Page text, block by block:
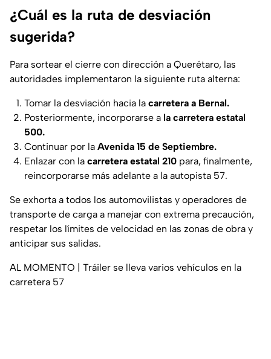
¿Cuál es la ruta de desviación
sugerida?
Para sortear el cierre con dirección a Querétaro, las
autoridades implementaron la siguiente ruta alterna:
Tomar la desviación hacia la carretera a Bernal.
Posteriormente, incorporarse a la carretera estatal
500.
Continuar por la Avenida 15 de Septiembre.
Enlazar con la carretera estatal 210 para, finalmente,
reincorporarse más adelante a la autopista 57.
Se exhorta a todos los automovilistas y operadores de
transporte de carga a manejar con extrema precaución,
respetar los límites de velocidad en las zonas de obra y
anticipar sus salidas.
AL MOMENTO | Tráiler se lleva varios vehículos en la
carretera 57